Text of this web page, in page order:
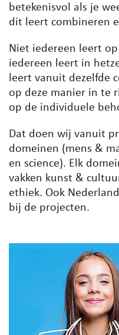
betekenisvol als je
dit leert combineren
Niet iedereen leert
iedereen leert in
leert vanuit dezelfde
op deze manier in te
op de individuele
Dat doen wij vanuit
domeinen (mens &
en science). Elk
vakken kunst &
ethiek. Ook
bij de projecten.